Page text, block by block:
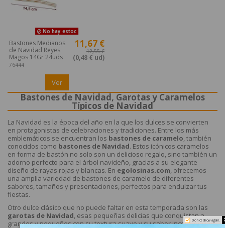
No hay estoc
Bastones Medianos
de Navidad Reyes
Magos 14Gr 24uds
76444
11,67 €
12,55 €
(0,48 € ud)
Ver
Bastones de Navidad, Garotas y Caramelos
Típicos de Navidad
La Navidad es la época del año en la que los dulces se convierten
en protagonistas de celebraciones y tradiciones. Entre los más
emblemáticos se encuentran los bastones de caramelo, también
conocidos como bastones de Navidad. Estos icónicos caramelos
en forma de bastón no solo son un delicioso regalo, sino también un
adorno perfecto para el árbol navideño, gracias a su elegante
diseño de rayas rojas y blancas. En egolosinas.com, ofrecemos
una amplia variedad de bastones de caramelo de diferentes
sabores, tamaños y presentaciones, perfectos para endulzar tus
fiestas.
Otro dulce clásico que no puede faltar en esta temporada son las
garotas de Navidad, esas pequeñas delicias que conquistan a
grandes y pequeños con su textura suave y su sabor inconfundible.
Do not show again.